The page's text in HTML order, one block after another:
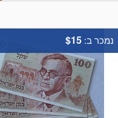
נמכר ב: $15